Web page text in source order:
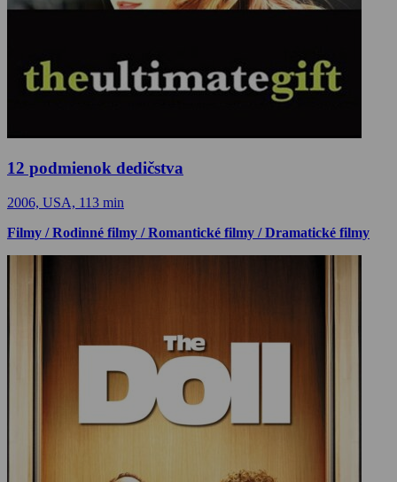
12 podmienok dedičstva
2006, USA, 113 min
Filmy / Rodinné filmy / Romantické filmy / Dramatické filmy